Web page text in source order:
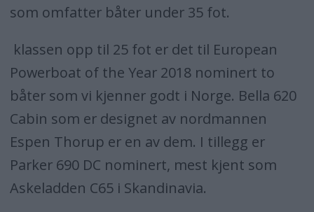
som omfatter båter under 35 fot.
klassen opp til 25 fot er det til European
Powerboat of the Year 2018 nominert to
båter som vi kjenner godt i Norge. Bella 620
Cabin som er designet av nordmannen
Espen Thorup er en av dem. I tillegg er
Parker 690 DC nominert, mest kjent som
Askeladden C65 i Skandinavia.